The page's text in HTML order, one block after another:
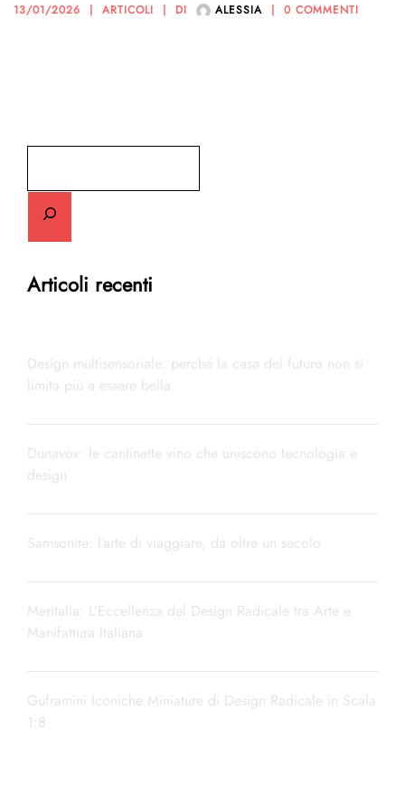
13/01/2026 ARTICOLI DI ALESSIA 0 COMMENTI
Articoli recenti
Design multisensoriale: perché la casa del futuro non si
limita più a essere bella
Dunavox: le cantinette vino che uniscono tecnologia e
design
Samsonite: l’arte di viaggiare, da oltre un secolo
Meritalia: L’Eccellenza del Design Radicale tra Arte e
Manifattura Italiana
Guframini Iconiche Miniature di Design Radicale in Scala
1:8